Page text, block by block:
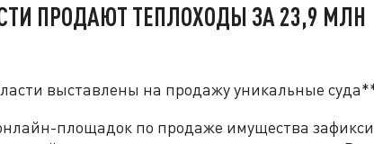
ПРОДАЮТ ТЕПЛОХОДЫ ЗА 23,9 МЛН
выставлены на продажу уникальные
площадок по продаже имущества